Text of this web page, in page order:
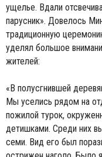
ущелье. Вдали
парусник». Довелось
традиционную
уделял большое
жителей:
«В полусгнившей
Мы уселись рядом на
пожилой турок,
детишками. Среди них
семи. Вид его был